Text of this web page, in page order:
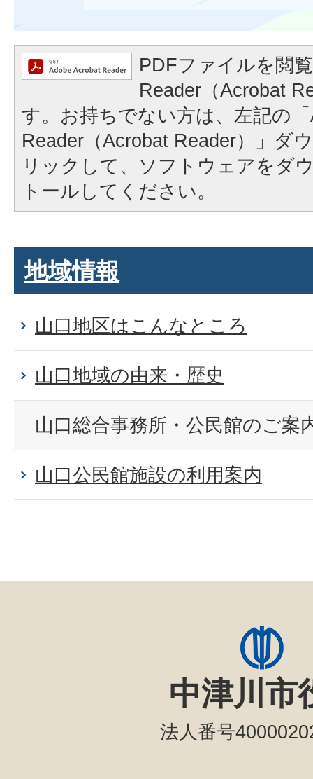
PDFファイルを閲
Reader（Acrobat
す。お持ちでない方は、左記の
Reader（Acrobat Reader）」ダ
リックして、ソフトウェアをダ
トールしてください。
地域情報
山口地区はこんなところ
山口地域の由来・歴史
山口総合事務所・公民館のご案
山口公民館施設の利用案内
中津川市
法人番号